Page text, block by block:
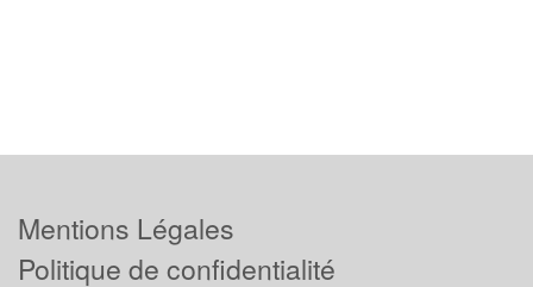
Mentions Légales
Politique de confidentialité